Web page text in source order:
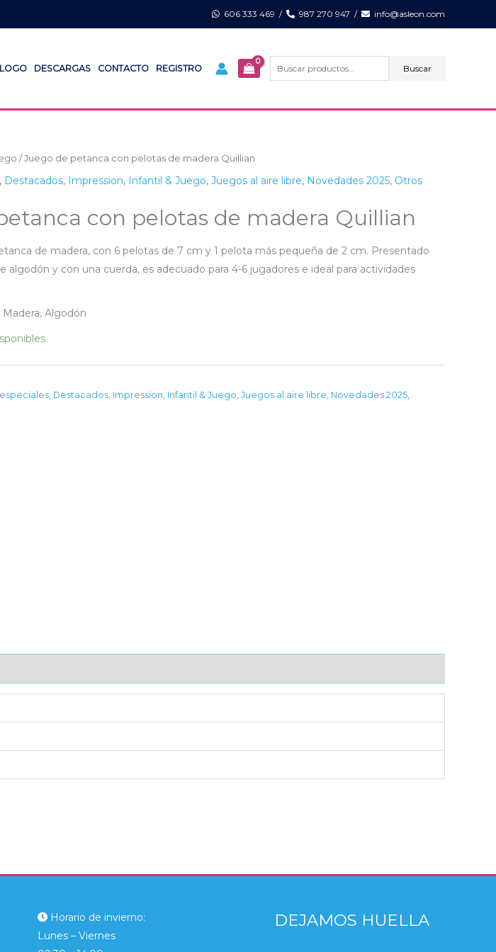
606 333 469 / 987 270 947 / info@asleon.com
DESCARGAS CONTACTO REGISTRO
por:
Buscar
/ Juego de petanca con pelotas de madera Quillian
, Destacados, Impression, Infantil & Juego, Juegos al aire libre, Novedades 2025, Otros
con pelotas de madera Quillian
de madera, con 6 pelotas de 7 cm y 1 pelota más pequeña de 2 cm. Presentado
algodón y con una cuerda, es adecuado para 4-6 jugadores e ideal para actividades
Algodón
Destacados Impression Infantil & Juego Juegos al aire libre Novedades 2025
Horario de invierno:
Lunes – Viernes
DEJAMOS HUELLA